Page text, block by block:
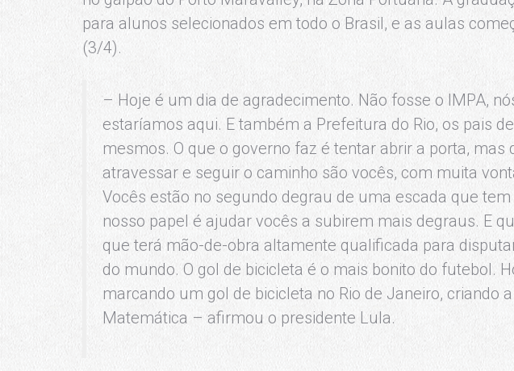
para alunos selecionados em todo o Brasil, e as aulas
(3/4).
– Hoje é um dia de agradecimento. Não fosse o IMPA,
estaríamos aqui. E também a Prefeitura do Rio, os pais
mesmos. O que o governo faz é tentar abrir a porta, mas
atravessar e seguir o caminho são vocês, com muita
Vocês estão no segundo degrau de uma escada que
nosso papel é ajudar vocês a subirem mais degraus. E
que terá mão-de-obra altamente qualificada para
do mundo. O gol de bicicleta é o mais bonito do futebol.
marcando um gol de bicicleta no Rio de Janeiro, criando
Matemática – afirmou o presidente Lula.